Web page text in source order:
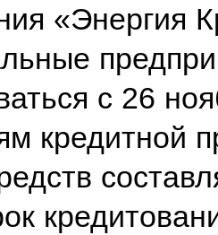
«Энергия
с 26
кредитной